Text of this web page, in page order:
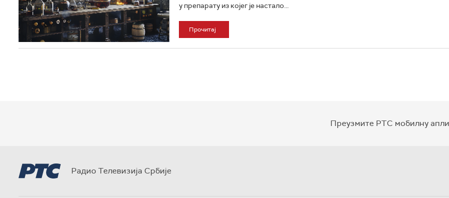
у препарату из којег је настало...
Прочитај
Преузмите РТС мобилну
Радио Телевизија Србије